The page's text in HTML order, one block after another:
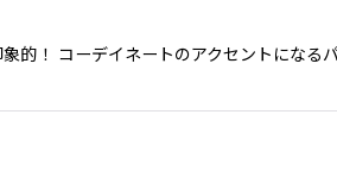
！ コーデイネートのアクセントになる